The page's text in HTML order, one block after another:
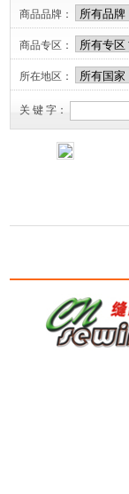
商品品牌：
商品专区：
所在地区：
关 键 字：